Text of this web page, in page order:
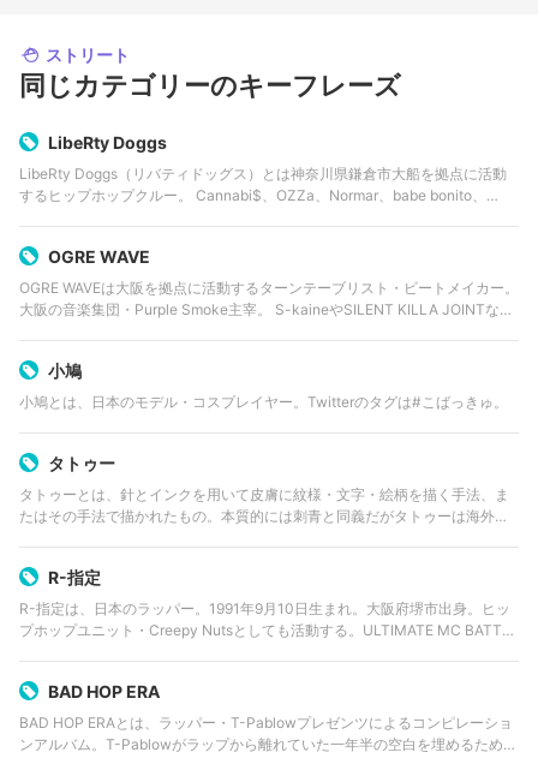
ストリート
同じカテゴリーのキーフレーズ
LibeRty Doggs
LibeRty Doggs（リバティドッグス）とは神奈川県鎌倉市大船を拠点に活動
するヒップホップクルー。 Cannabi$、OZZa、Normar、babe bonito、
OGRE WAVE
OGRE WAVEは大阪を拠点に活動するターンテーブリスト・ビートメイカー。
大阪の音楽集団・Purple Smoke主宰。 S-kaineやSILENT KILLA JOINTなど
小鳩
小鳩とは、日本のモデル・コスプレイヤー。Twitterのタグは#こばっきゅ。
タトゥー
タトゥーとは、針とインクを用いて皮膚に紋様・文字・絵柄を描く手法、ま
たはその手法で描かれたもの。本質的には刺青と同義だがタトゥーは海外の
R-指定
R-指定は、日本のラッパー。1991年9月10日生まれ。大阪府堺市出身。ヒッ
プホップユニット・Creepy Nutsとしても活動する。ULTIMATE MC BATTLE
BAD HOP ERA
BAD HOP ERAとは、ラッパー・T-Pablowプレゼンツによるコンピレーショ
ンアルバム。T-Pablowがラップから離れていた一年半の空白を埋めるため、